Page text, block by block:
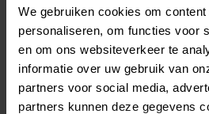
We gebruiken cookies om
personaliseren, om functies voor
en om ons websiteverkeer te
informatie over uw gebruik van
partners voor social media,
partners kunnen deze gegevens
Spigen -Screen Protector EliteShield
EZ Fit Samsung Galaxy S25
€ 23,95
€